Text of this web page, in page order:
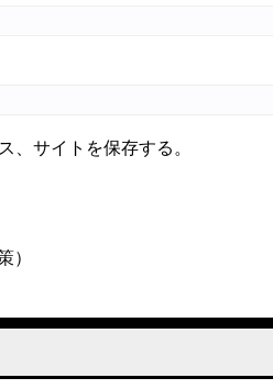
、サイトを保存する。
）